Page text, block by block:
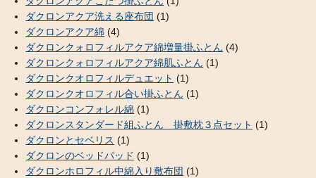
ダクロンアクア洗える座布団 (1)
ダクロンアクア綿 (4)
ダクロンクォロフィルアクア綿増量掛ふとん (4)
ダクロンクォロフィルアクア綿肌ふとん (1)
ダクロンクオロフィルデュエット (1)
ダクロンクオロフィル合い掛ふとん (1)
ダクロンコンフォレル綿 (1)
ダクロンスタンダード組ふとん 掛敷枕３点セット (1)
ダクロンとセベリス (1)
ダクロンのベッドパッド (1)
ダクロンホロフィル中綿入り敷布団 (1)